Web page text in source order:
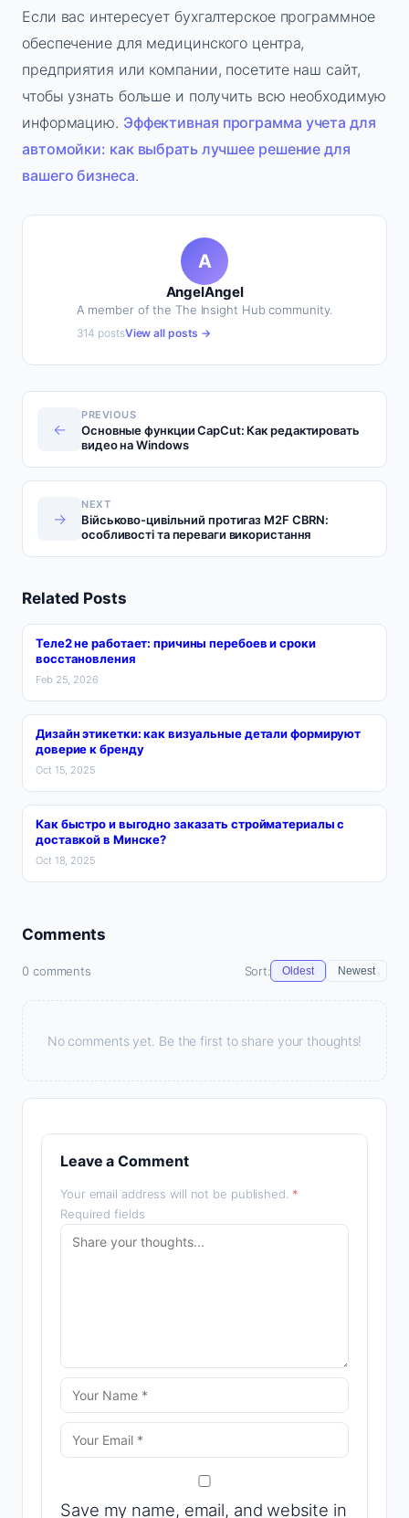
Если вас интересует бухгалтерское программное
обеспечение для медицинского центра,
предприятия или компании, посетите наш сайт,
чтобы узнать больше и получить всю необходимую
информацию. Эффективная программа учета для
автомойки: как выбрать лучшее решение для
вашего бизнеса.
A
AngelAngel
A member of the The Insight Hub community.
314 postsView all posts →
←
PREVIOUS
Основные функции CapCut: Как редактировать
видео на Windows
→
NEXT
Військово-цивільний протигаз M2F CBRN:
особливості та переваги використання
Related Posts
Теле2 не работает: причины перебоев и сроки
восстановления
Feb 25, 2026
Дизайн этикетки: как визуальные детали формируют
доверие к бренду
Oct 15, 2025
Как быстро и выгодно заказать стройматериалы с
доставкой в Минске?
Oct 18, 2025
Comments
0 comments Sort: Oldest Newest
No comments yet. Be the first to share your thoughts!
Leave a Comment
Your email address will not be published. *
Required fields
Save my name, email, and website in